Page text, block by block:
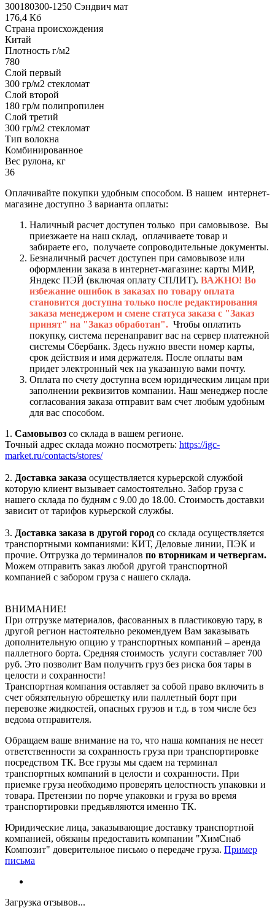
300180300-1250 Сэндвич мат
176,4 Кб
Страна происхождения
Китай
Плотность г/м2
780
Слой первый
300 гр/м2 стекломат
Слой второй
180 гр/м полипропилен
Слой третий
300 гр/м2 стекломат
Тип волокна
Комбинированное
Вес рулона, кг
36
Оплачивайте покупки удобным способом. В нашем интернет-
магазине доступно 3 варианта оплаты:
Наличный расчет доступен только при самовывозе. Вы
приезжаете на наш склад, оплачиваете товар и
забираете его, получаете сопроводительные документы.
Безналичный расчет доступен при самовывозе или
оформлении заказа в интернет-магазине: карты МИР,
Яндекс ПЭЙ (включая оплату СПЛИТ). ВАЖНО! Во
избежание ошибок в заказах по товару оплата
становится доступна только после редактирования
заказа менеджером и смене статуса заказа с "Заказ
принят" на "Заказ обработан". Чтобы оплатить
покупку, система перенаправит вас на сервер платежной
системы Сбербанк. Здесь нужно ввести номер карты,
срок действия и имя держателя. После оплаты вам
придет электронный чек на указанную вами почту.
Оплата по счету доступна всем юридическим лицам при
заполнении реквизитов компании. Наш менеджер после
согласования заказа отправит вам счет любым удобным
для вас способом.
1. Самовывоз со склада в вашем регионе.
Точный адрес склада можно посмотреть: https://igc-
market.ru/contacts/stores/
2. Доставка заказа осуществляется курьерской службой
которую клиент вызывает самостоятельно. Забор груза с
нашего склада по будням с 9.00 до 18.00. Стоимость доставки
зависит от тарифов курьерской службы.
3. Доставка заказа в другой город со склада осуществляется
транспортными компаниями: КИТ, Деловые линии, ПЭК и
прочие. Отгрузка до терминалов по вторникам и четвергам.
Можем отправить заказ любой другой транспортной
компанией с забором груза с нашего склада.
ВНИМАНИЕ!
При отгрузке материалов, фасованных в пластиковую тару, в
другой регион настоятельно рекомендуем Вам заказывать
дополнительную опцию у транспортных компаний – аренда
паллетного борта. Средняя стоимость услуги составляет 700
руб. Это позволит Вам получить груз без риска боя тары в
целости и сохранности!
Транспортная компания оставляет за собой право включить в
счет обязательную обрешетку или паллетный борт при
перевозке жидкостей, опасных грузов и т.д. в том числе без
ведома отправителя.
Обращаем ваше внимание на то, что наша компания не несет
ответственности за сохранность груза при транспортировке
посредством ТК. Все грузы мы сдаем на терминал
транспортных компаний в целости и сохранности. При
приемке груза необходимо проверять целостность упаковки и
товара. Претензии по порче упаковки и груза во время
транспортировки предъявляются именно ТК.
Юридические лица, заказывающие доставку транспортной
компанией, обязаны предоставить компании "ХимСнаб
Композит" доверительное письмо о передаче груза. Пример
письма
Загрузка отзывов...